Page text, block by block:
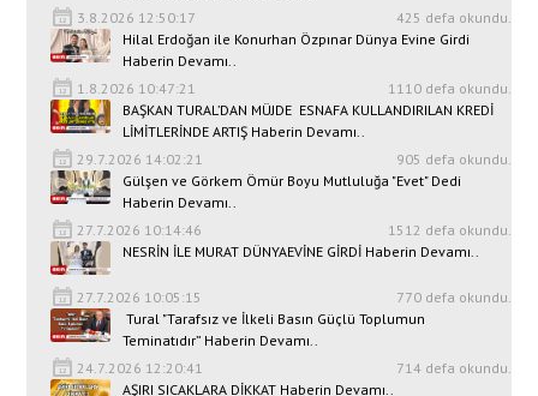
3.8.2026 12:50:17
425 defa okundu.
Hilal Erdoğan ile Konurhan Özpınar Dünya Evine Girdi
Haberin Devamı..
1.8.2026 10:47:21
1110 defa okundu.
BAŞKAN TURAL’DAN MÜJDE ESNAFA KULLANDIRILAN KREDİ
LİMİTLERİNDE ARTIŞ Haberin Devamı..
29.7.2026 14:02:21
905 defa okundu.
Gülşen ve Görkem Ömür Boyu Mutluluğa "Evet" Dedi
Haberin Devamı..
27.7.2026 10:14:46
1512 defa okundu.
NESRİN İLE MURAT DÜNYAEVİNE GİRDİ Haberin Devamı..
27.7.2026 10:05:15
770 defa okundu.
Tural "Tarafsız ve İlkeli Basın Güçlü Toplumun
Teminatıdır” Haberin Devamı..
24.7.2026 12:20:41
714 defa okundu.
AŞIRI SICAKLARA DİKKAT Haberin Devamı..